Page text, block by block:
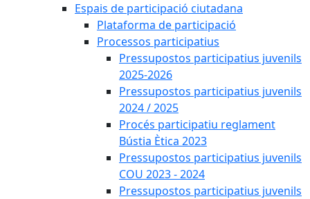
Espais de participació ciutadana
Plataforma de participació
Processos participatius
Pressupostos participatius juvenils
2025-2026
Pressupostos participatius juvenils
2024 / 2025
Procés participatiu reglament
Bústia Ètica 2023
Pressupostos participatius juvenils
COU 2023 - 2024
Pressupostos participatius juvenils